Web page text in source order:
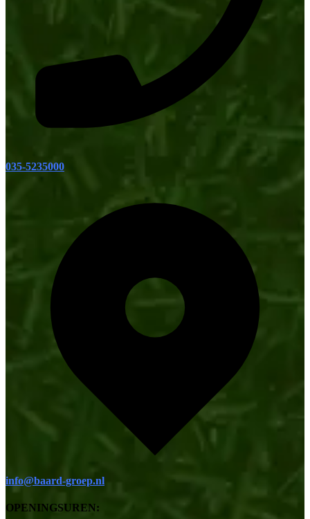
035-5235000
info@baard-groep.nl
OPENINGSUREN: